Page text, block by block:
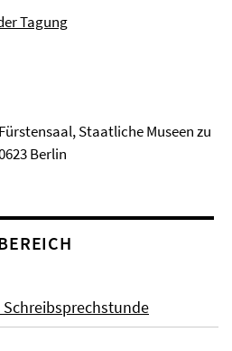
Tagung
Staatliche Museen zu
Berlin